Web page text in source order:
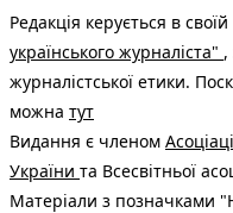
Редакція керується в своїй
українського журналіста" ,
журналістської етики.
можна тут
Видання є членом
України та Всесвітньої
Матеріали з позначками